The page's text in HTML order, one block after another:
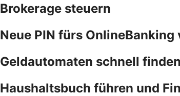
Brokerage steuern
Neue PIN fürs OnlineBanking
Geldautomaten schnell finden
Haushaltsbuch führen und